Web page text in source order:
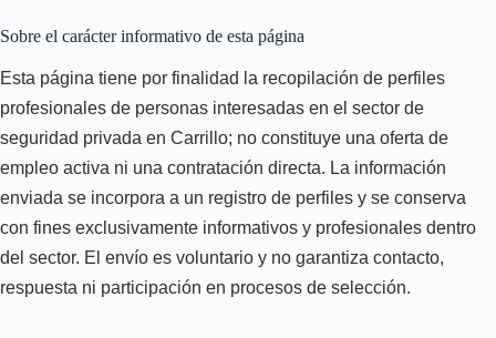
Sobre el carácter informativo de esta página
Esta página tiene por finalidad la recopilación de perfiles
profesionales de personas interesadas en el sector de
seguridad privada en Carrillo; no constituye una oferta de
empleo activa ni una contratación directa. La información
enviada se incorpora a un registro de perfiles y se conserva
con fines exclusivamente informativos y profesionales dentro
del sector. El envío es voluntario y no garantiza contacto,
respuesta ni participación en procesos de selección.